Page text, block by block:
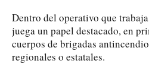
Dentro del operativo que
juega un papel destacado, en
cuerpos de brigadas
regionales o estatales.